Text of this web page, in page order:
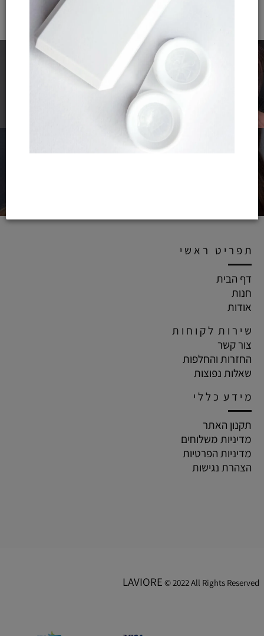
ת פ ר י ט ר א ש י
דף הבית
חנות
אודות
ש י ר ו ת ל ק ו ח ו ת
צור קשר
החזרות והחלפות
שאלות נפוצות
מ י ד ע כ ל ל י
תקנון האתר
מדיניות משלוחים
מדיניות הפרטיות
הצהרת נגישות
LAVIORE © 2022 All Rights Reserved